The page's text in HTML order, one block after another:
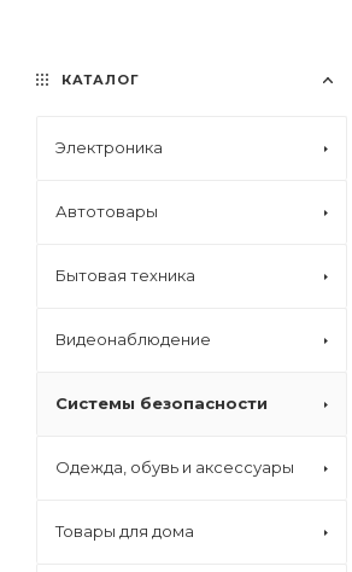
КАТАЛОГ
Электроника
Автотовары
Бытовая техника
Видеонаблюдение
Системы безопасности
Одежда, обувь и аксессуары
Товары для дома